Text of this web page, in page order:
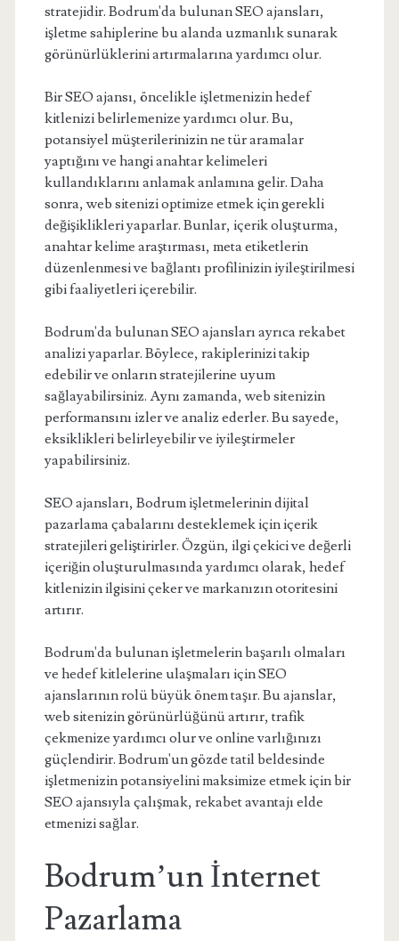
stratejidir. Bodrum'da bulunan SEO ajansları,
işletme sahiplerine bu alanda uzmanlık sunarak
görünürlüklerini artırmalarına yardımcı olur.
Bir SEO ajansı, öncelikle işletmenizin hedef
kitlenizi belirlemenize yardımcı olur. Bu,
potansiyel müşterilerinizin ne tür aramalar
yaptığını ve hangi anahtar kelimeleri
kullandıklarını anlamak anlamına gelir. Daha
sonra, web sitenizi optimize etmek için gerekli
değişiklikleri yaparlar. Bunlar, içerik oluşturma,
anahtar kelime araştırması, meta etiketlerin
düzenlenmesi ve bağlantı profilinizin iyileştirilmesi
gibi faaliyetleri içerebilir.
Bodrum'da bulunan SEO ajansları ayrıca rekabet
analizi yaparlar. Böylece, rakiplerinizi takip
edebilir ve onların stratejilerine uyum
sağlayabilirsiniz. Aynı zamanda, web sitenizin
performansını izler ve analiz ederler. Bu sayede,
eksiklikleri belirleyebilir ve iyileştirmeler
yapabilirsiniz.
SEO ajansları, Bodrum işletmelerinin dijital
pazarlama çabalarını desteklemek için içerik
stratejileri geliştirirler. Özgün, ilgi çekici ve değerli
içeriğin oluşturulmasında yardımcı olarak, hedef
kitlenizin ilgisini çeker ve markanızın otoritesini
artırır.
Bodrum'da bulunan işletmelerin başarılı olmaları
ve hedef kitlelerine ulaşmaları için SEO
ajanslarının rolü büyük önem taşır. Bu ajanslar,
web sitenizin görünürlüğünü artırır, trafik
çekmenize yardımcı olur ve online varlığınızı
güçlendirir. Bodrum'un gözde tatil beldesinde
işletmenizin potansiyelini maksimize etmek için bir
SEO ajansıyla çalışmak, rekabet avantajı elde
etmenizi sağlar.
Bodrum’un İnternet
Pazarlama